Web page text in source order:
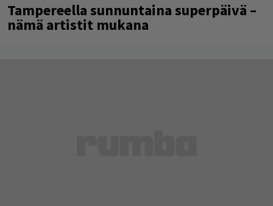
Tampereella sunnuntaina superpäivä –
nämä artistit mukana